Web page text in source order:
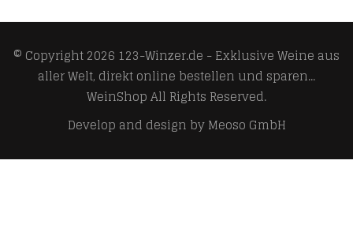
© Copyright 2026 123-Winzer.de - Exklusive Weine aus
aller Welt, direkt online bestellen und sparen...
WeinShopAll Rights Reserved.
Develop and design byMeoso GmbH